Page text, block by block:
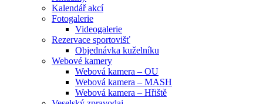
Kalendář akcí
Fotogalerie
Videogalerie
Rezervace sportovišť
Objednávka kuželníku
Webové kamery
Webová kamera – OU
Webová kamera – MASH
Webová kamera – Hřiště